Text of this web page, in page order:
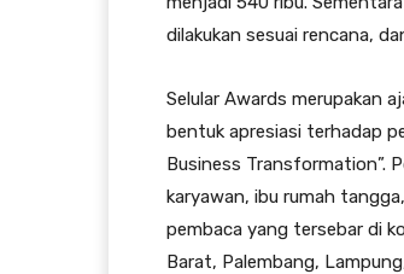
dilakukan sesuai rencana,
Selular Awards merupakan
bentuk apresiasi terhadap
Business Transformation”.
karyawan, ibu rumah
pembaca yang tersebar di
Barat, Palembang,